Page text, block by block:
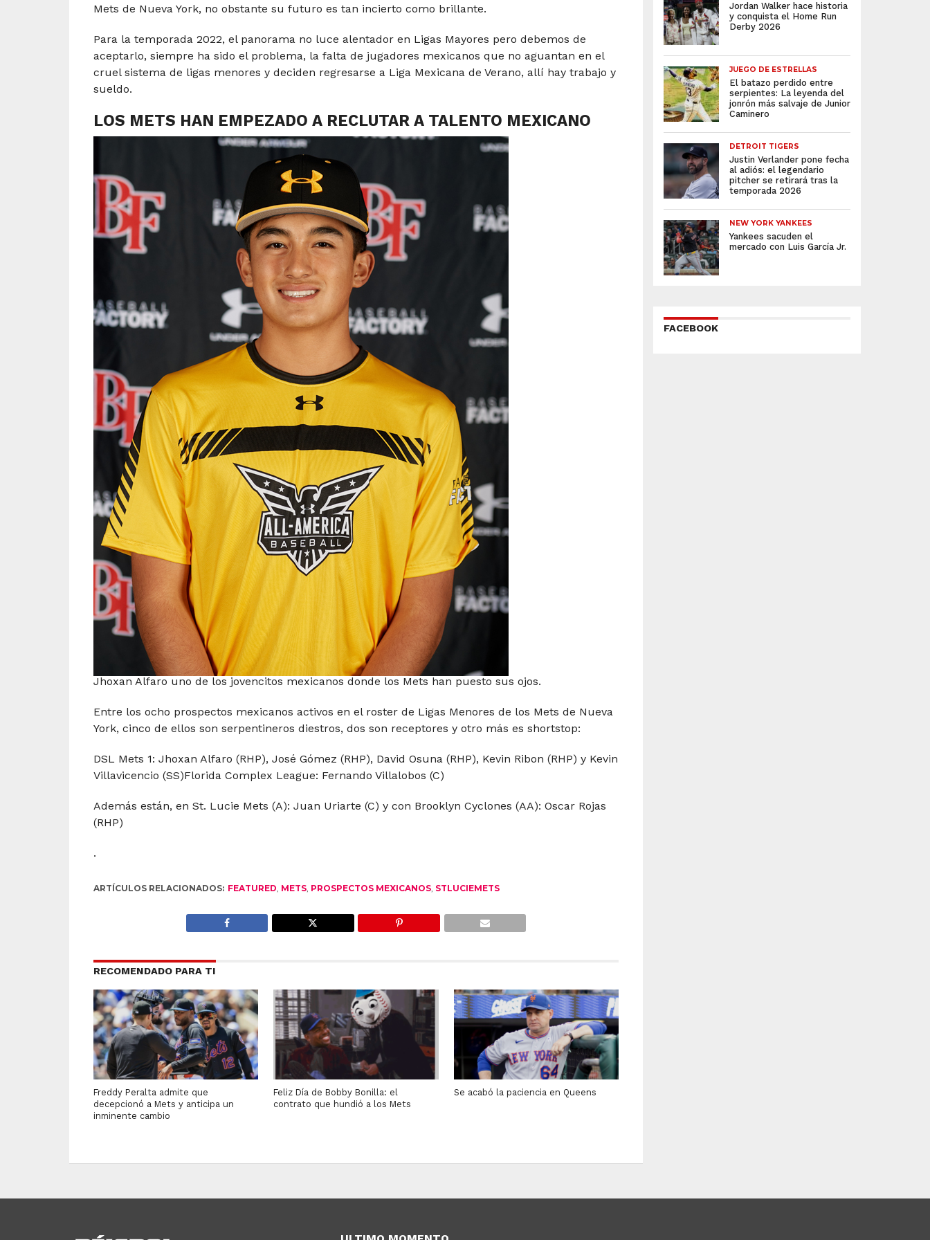
Mets de Nueva York, no obstante su futuro es tan incierto como brillante.
Para la temporada 2022, el panorama no luce alentador en Ligas Mayores pero debemos de
aceptarlo, siempre ha sido el problema, la falta de jugadores mexicanos que no aguantan en el
cruel sistema de ligas menores y deciden regresarse a Liga Mexicana de Verano, allí hay trabajo y
sueldo.
LOS METS HAN EMPEZADO A RECLUTAR A TALENTO MEXICANO
Jhoxan Alfaro uno de los jovencitos mexicanos donde los Mets han puesto sus ojos.
Entre los ocho prospectos mexicanos activos en el roster de Ligas Menores de los Mets de Nueva
York, cinco de ellos son serpentineros diestros, dos son receptores y otro más es shortstop:
DSL Mets 1: Jhoxan Alfaro (RHP), José Gómez (RHP), David Osuna (RHP), Kevin Ribon (RHP) y Kevin
Villavicencio (SS)Florida Complex League: Fernando Villalobos (C)
Además están, en St. Lucie Mets (A): Juan Uriarte (C) y con Brooklyn Cyclones (AA): Oscar Rojas
(RHP)
.
ARTÍCULOS RELACIONADOS: FEATURED, METS, PROSPECTOS MEXICANOS, STLUCIEMETS
RECOMENDADO PARA TI
Freddy Peralta admite que
decepcionó a Mets y anticipa un
inminente cambio
Feliz Día de Bobby Bonilla: el
contrato que hundió a los Mets
Se acabó la paciencia en Queens
Jordan Walker hace historia
y conquista el Home Run
Derby 2026
JUEGO DE ESTRELLAS
El batazo perdido entre
serpientes: La leyenda del
jonrón más salvaje de Junior
Caminero
DETROIT TIGERS
Justin Verlander pone fecha
al adiós: el legendario
pitcher se retirará tras la
temporada 2026
NEW YORK YANKEES
Yankees sacuden el
mercado con Luis García Jr.
FACEBOOK